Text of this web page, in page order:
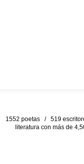
1552 poetas / 519
literatura con más de